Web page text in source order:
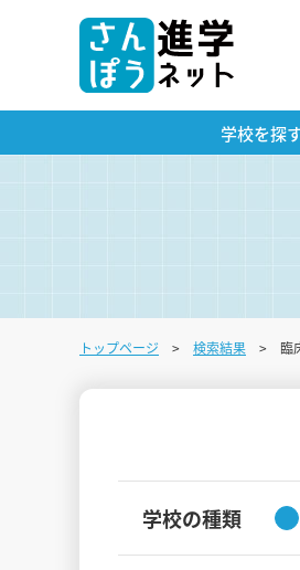
学校を探
トップページ 検索結果 臨
学校の種類